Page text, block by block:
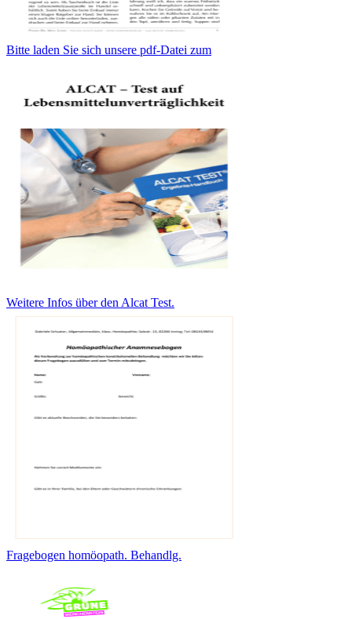
Bitte laden Sie sich unsere pdf-Datei zum
Weitere Infos über den Alcat Test.
Fragebogen homöopath. Behandlg.